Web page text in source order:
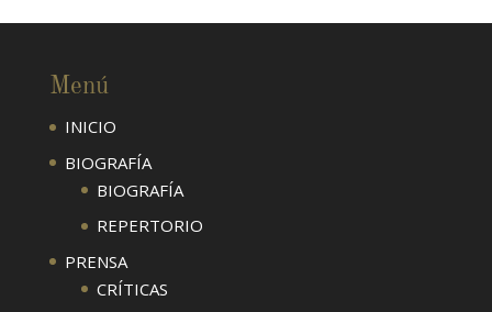
Menú
INICIO
BIOGRAFÍA
BIOGRAFÍA
REPERTORIO
PRENSA
CRÍTICAS